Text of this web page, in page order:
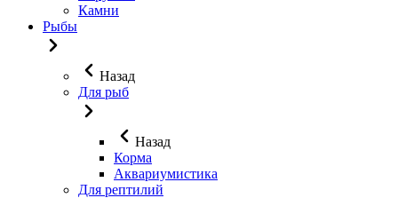
Камни
Рыбы
Назад
Для рыб
Назад
Корма
Аквариумистика
Для рептилий